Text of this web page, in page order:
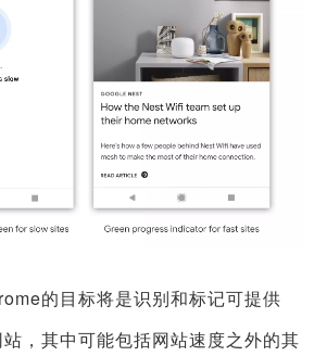
的目标将是识别和标记可提供
站，其中可能包括网站速度之外的其